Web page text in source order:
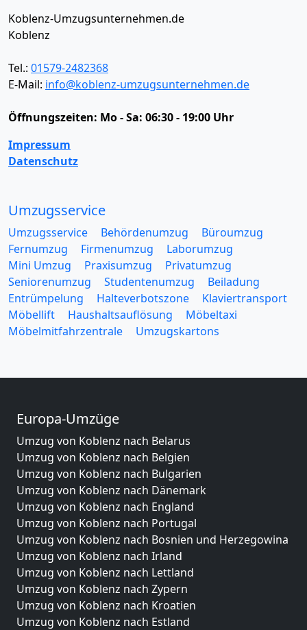
Koblenz-Umzugsunternehmen.de
Koblenz
Tel.: 01579-2482368
E-Mail: info@koblenz-umzugsunternehmen.de
Öffnungszeiten: Mo - Sa: 06:30 - 19:00 Uhr
Impressum
Datenschutz
Umzugsservice
Umzugsservice Behördenumzug
Büroumzug
Fernumzug
Firmenumzug
Laborumzug
Mini Umzug
Praxisumzug
Privatumzug
Seniorenumzug
Studentenumzug
Beiladung
Entrümpelung
Halteverbotszone
Klaviertransport
Möbellift
Haushaltsauflösung
Möbeltaxi
Möbelmitfahrzentrale
Umzugskartons
Europa-Umzüge
Umzug von Koblenz nach Belarus
Umzug von Koblenz nach Belgien
Umzug von Koblenz nach Bulgarien
Umzug von Koblenz nach Dänemark
Umzug von Koblenz nach England
Umzug von Koblenz nach Portugal
Umzug von Koblenz nach Bosnien und Herzegowina
Umzug von Koblenz nach Irland
Umzug von Koblenz nach Lettland
Umzug von Koblenz nach Zypern
Umzug von Koblenz nach Kroatien
Umzug von Koblenz nach Estland